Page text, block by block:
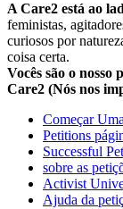
A Care2 está ao
feministas,
curiosos por
coisa certa.
Vocês são o nosso
Care2 (Nós nos
Começar
Petitions
Successful
sobre as
Activist
Ajuda da